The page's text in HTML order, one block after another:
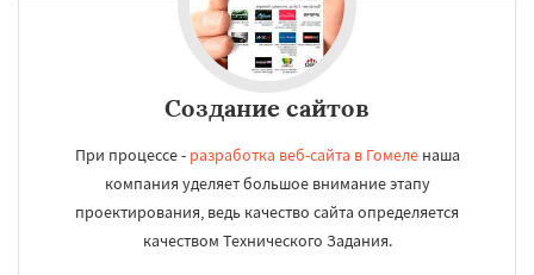
Создание сайтов
При процессе - разработка веб-сайта в Гомеленаша
компания уделяет большое внимание этапу
проектирования, ведь качество сайта определяется
качеством Технического Задания.